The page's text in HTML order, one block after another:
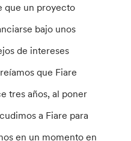
que un proyecto
bajo unos
de intereses
que Fiare
tres años, al poner
a Fiare para
en un momento en